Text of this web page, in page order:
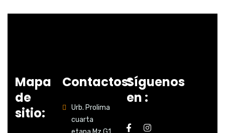
Mapa
de
sitio:
Contactos:
Urb. Prolima
cuarta
Síguenos
en :